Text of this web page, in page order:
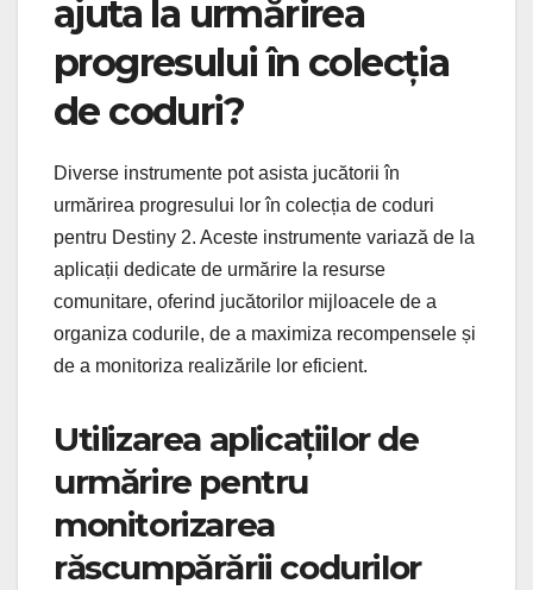
ajuta la urmărirea
progresului în colecția
de coduri?
Diverse instrumente pot asista jucătorii în
urmărirea progresului lor în colecția de coduri
pentru Destiny 2. Aceste instrumente variază de la
aplicații dedicate de urmărire la resurse
comunitare, oferind jucătorilor mijloacele de a
organiza codurile, de a maximiza recompensele și
de a monitoriza realizările lor eficient.
Utilizarea aplicațiilor de
urmărire pentru
monitorizarea
răscumpărării codurilor